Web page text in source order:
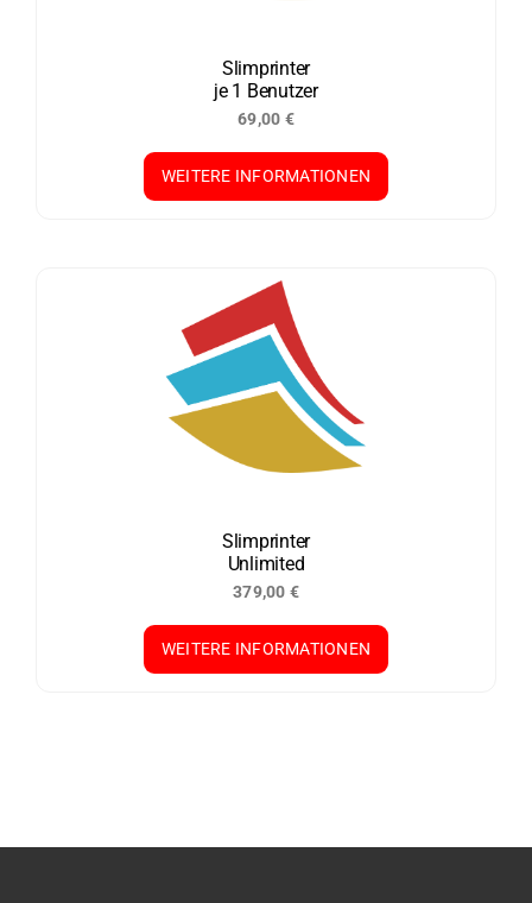
Slimprinter
je 1 Benutzer
69,00 €
WEITERE INFORMATIONEN
Slimprinter
Unlimited
379,00 €
WEITERE INFORMATIONEN